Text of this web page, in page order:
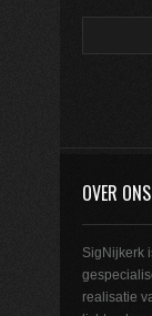
OVER ONS
SigNijkerk
realisatie